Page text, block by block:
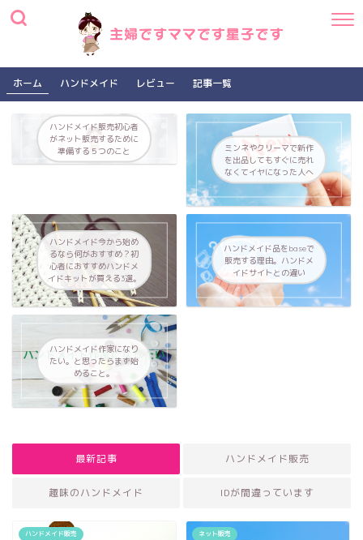
ホーム ハンドメイド レビュー 記事一覧
ハンドメイド販売初心者
がネット販売するために
準備する５つのこと
ミンネやクリーマで新作
を出品してもすぐに売れ
なくてイヤになった人へ
ハンドメイド今から始め
るなら何がおすすめ？初
心者におすすめハンドメ
イドキットが買える3選。
ハンドメイド品をbaseで
販売する理由。ハンドメ
イドサイトとの違い
ハンドメイド作家になり
たい。と思ったらまず始
めること。
最新記事 ハンドメイド販売
趣味のハンドメイド IDが間違っています
ハンドメイド販売 ネット販売